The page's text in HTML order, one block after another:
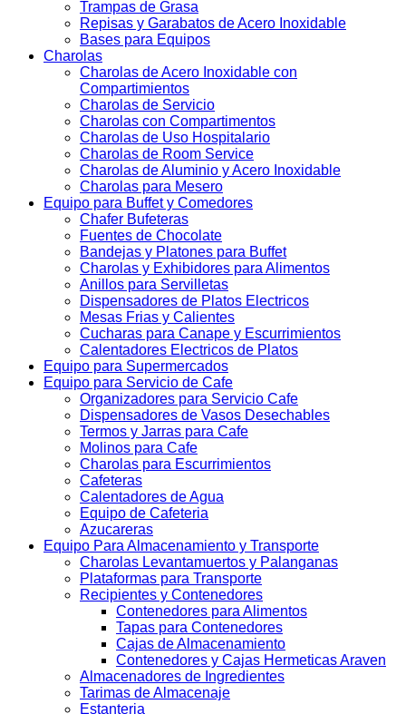
Trampas de Grasa
Repisas y Garabatos de Acero Inoxidable
Bases para Equipos
Charolas
Charolas de Acero Inoxidable con
Compartimientos
Charolas de Servicio
Charolas con Compartimentos
Charolas de Uso Hospitalario
Charolas de Room Service
Charolas de Aluminio y Acero Inoxidable
Charolas para Mesero
Equipo para Buffet y Comedores
Chafer Bufeteras
Fuentes de Chocolate
Bandejas y Platones para Buffet
Charolas y Exhibidores para Alimentos
Anillos para Servilletas
Dispensadores de Platos Electricos
Mesas Frias y Calientes
Cucharas para Canape y Escurrimientos
Calentadores Electricos de Platos
Equipo para Supermercados
Equipo para Servicio de Cafe
Organizadores para Servicio Cafe
Dispensadores de Vasos Desechables
Termos y Jarras para Cafe
Molinos para Cafe
Charolas para Escurrimientos
Cafeteras
Calentadores de Agua
Equipo de Cafeteria
Azucareras
Equipo Para Almacenamiento y Transporte
Charolas Levantamuertos y Palanganas
Plataformas para Transporte
Recipientes y Contenedores
Contenedores para Alimentos
Tapas para Contenedores
Cajas de Almacenamiento
Contenedores y Cajas Hermeticas Araven
Almacenadores de Ingredientes
Tarimas de Almacenaje
Estanteria